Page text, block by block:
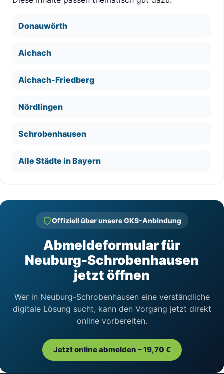
Donauwörth
Aichach
Aichach-Friedberg
Nördlingen
Schrobenhausen
Alle Städte in Bayern
Offiziell über unsere GKS-Anbindung
Abmeldeformular für
Neuburg-Schrobenhausen
jetzt öffnen
Wer in Neuburg-Schrobenhausen eine verständliche
digitale Lösung sucht, kann den Vorgang jetzt direkt
online vorbereiten.
Jetzt online abmelden – 19,70 €